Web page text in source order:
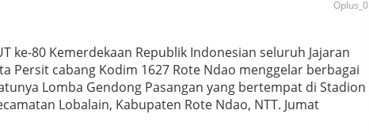
Oplus_0
ke-80 Kemerdekaan Republik Indonesian seluruh Jajaran
Persit cabang Kodim 1627 Rote Ndao menggelar berbagai
Lomba Gendong Pasangan yang bertempat di Stadion
Lobalain, Kabupaten Rote Ndao, NTT. Jumat